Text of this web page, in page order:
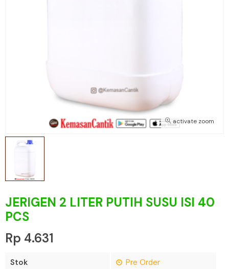
activate zoom
JERIGEN 2 LITER PUTIH SUSU ISI 40
PCS
Rp 4.631
Stok
Pre Order